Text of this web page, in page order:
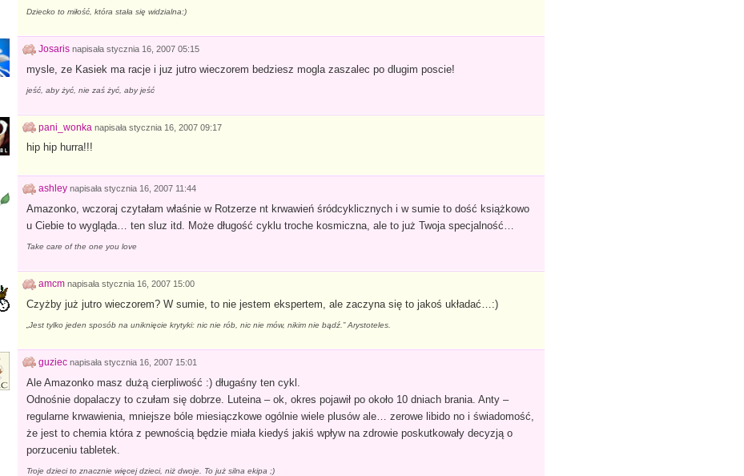
Dziecko to miłość, która stała się widzialna:)
Josaris napisała stycznia 16, 2007 05:15
mysle, ze Kasiek ma racje i juz jutro wieczorem bedziesz mogla zaszalec po dlugim poscie!
jeść, aby żyć, nie zaś żyć, aby jeść
pani_wonka napisała stycznia 16, 2007 09:17
hip hip hurra!!!
ashley napisała stycznia 16, 2007 11:44
Amazonko, wczoraj czytałam właśnie w Rotzerze nt krwawień śródcyklicznych i w sumie to dość książkowo
u Ciebie to wygląda… ten sluz itd. Może długość cyklu troche kosmiczna, ale to już Twoja specjalność…
Take care of the one you love
amcm napisała stycznia 16, 2007 15:00
Czyżby już jutro wieczorem? W sumie, to nie jestem ekspertem, ale zaczyna się to jakoś układać…:)
„Jest tylko jeden sposób na uniknięcie krytyki: nic nie rób, nic nie mów, nikim nie bądź.” Arystoteles.
guziec napisała stycznia 16, 2007 15:01
Ale Amazonko masz dużą cierpliwość :) długaśny ten cykl.
Odnośnie dopalaczy to czułam się dobrze. Luteina – ok, okres pojawił po około 10 dniach brania. Anty –
regularne krwawienia, mniejsze bóle miesiączkowe ogólnie wiele plusów ale… zerowe libido no i świadomość,
że jest to chemia która z pewnością będzie miała kiedyś jakiś wpływ na zdrowie poskutkowały decyzją o
porzuceniu tabletek.
Troje dzieci to znacznie więcej dzieci, niż dwoje. To już silna ekipa ;)